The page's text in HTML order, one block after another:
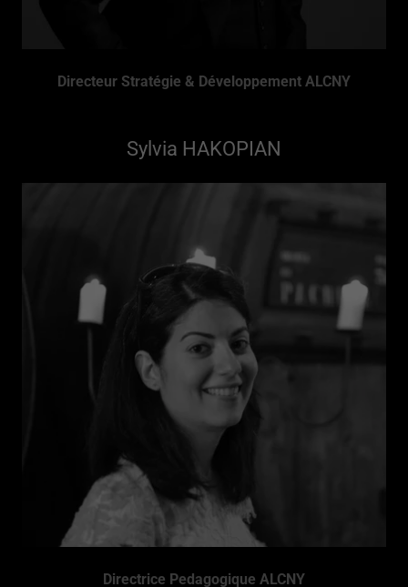
Directeur Stratégie & Développement ALCNY
Sylvia HAKOPIAN
Directrice Pedagogique ALCNY